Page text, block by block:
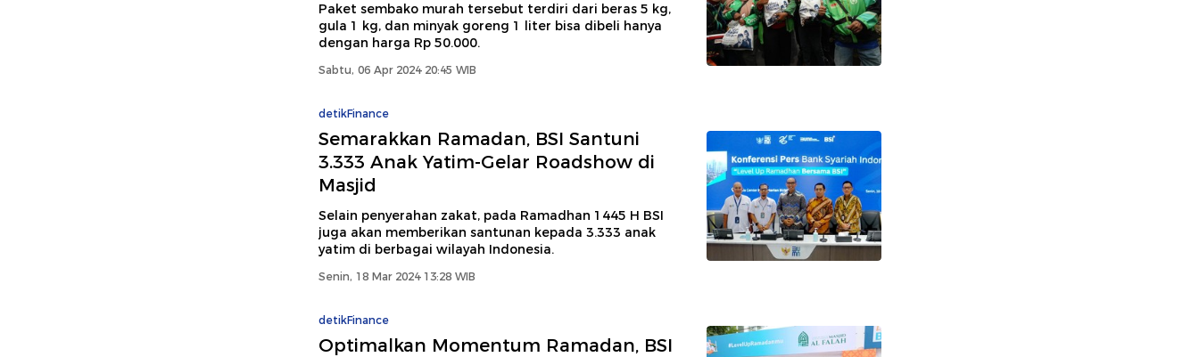
Paket sembako murah tersebut terdiri dari beras 5 kg,
gula 1 kg, dan minyak goreng 1 liter bisa dibeli hanya
dengan harga Rp 50.000.
Sabtu, 06 Apr 2024 20:45 WIB
detikFinance
Semarakkan Ramadan, BSI Santuni
3.333 Anak Yatim-Gelar Roadshow di
Masjid
Selain penyerahan zakat, pada Ramadhan 1445 H BSI
juga akan memberikan santunan kepada 3.333 anak
yatim di berbagai wilayah Indonesia.
Senin, 18 Mar 2024 13:28 WIB
detikFinance
Optimalkan Momentum Ramadan, BSI